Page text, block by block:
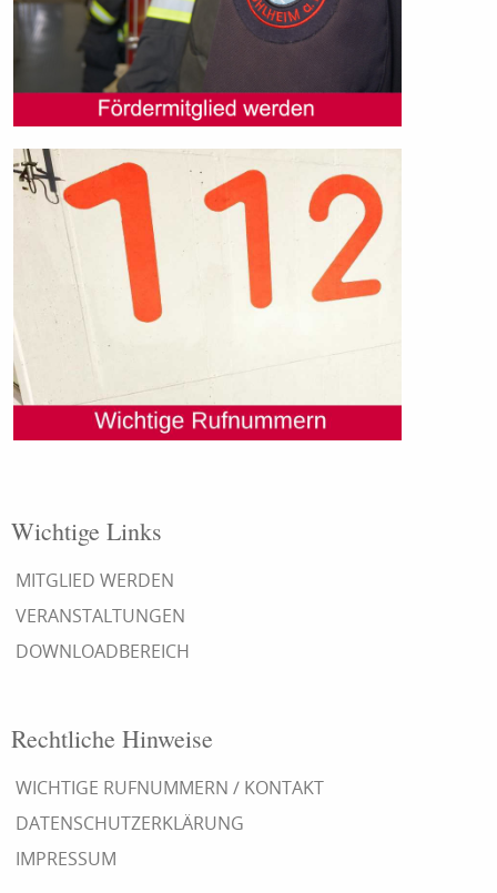
Wichtige Links
MITGLIED WERDEN
VERANSTALTUNGEN
DOWNLOADBEREICH
Rechtliche Hinweise
WICHTIGE RUFNUMMERN / KONTAKT
DATENSCHUTZERKLÄRUNG
IMPRESSUM